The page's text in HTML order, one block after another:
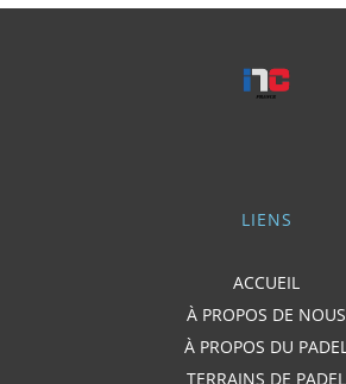
LIENS
ACCUEIL
À PROPOS DE NOUS
À PROPOS DU PADEL
TERRAINS DE PADEL